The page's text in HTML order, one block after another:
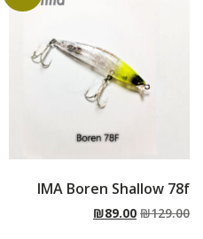
IMA Boren Shallow 78f
₪129.00
₪89.00